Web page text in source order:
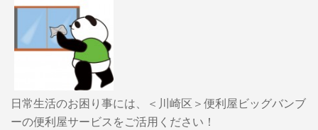
日常生活のお困り事には、＜川崎区＞便利屋ビッグバンブ
ーの便利屋サービスをご活用ください！